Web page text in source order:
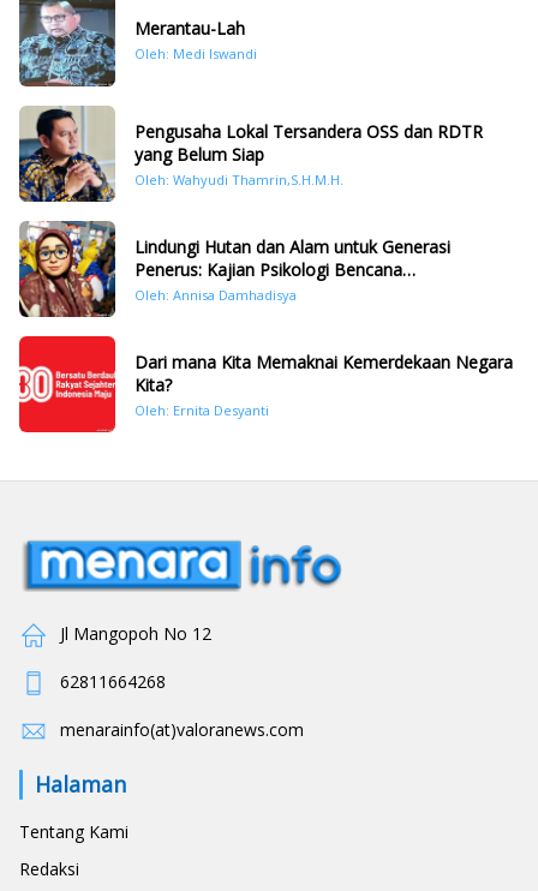
Merantau-Lah
Oleh: Medi Iswandi
Pengusaha Lokal Tersandera OSS dan RDTR
yang Belum Siap
Oleh: Wahyudi Thamrin,S.H.M.H.
Lindungi Hutan dan Alam untuk Generasi
Penerus: Kajian Psikologi Bencana
Hidrometeorologi di Sumatera Pasca Tragedi
Oleh: Annisa Damhadisya
Dari mana Kita Memaknai Kemerdekaan Negara
Kita?
Oleh: Ernita Desyanti
Jl Mangopoh No 12
62811664268
menarainfo(at)valoranews.com
Halaman
Tentang Kami
Redaksi